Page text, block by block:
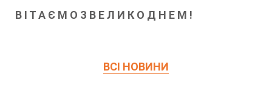
В І Т А Є М О З В Е Л И К О Д Н Е М !
ВСІ НОВИНИ